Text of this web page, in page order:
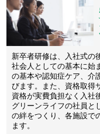
新卒者研修は、入社式の
社会人としての基本に始
の基本や認知症ケア、介
びます。また、資格取得
資格が実費負担なく入社
グリーンライフの社員と
の絆をつくり、各施設で
ます。